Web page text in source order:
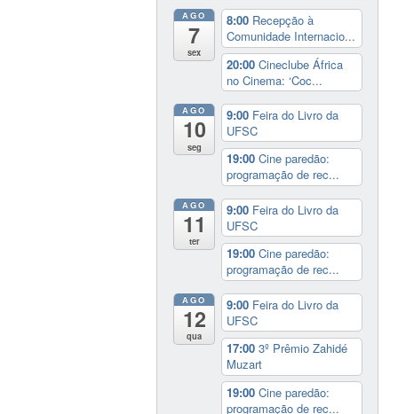
AGO
7
sex
8:00 Recepção à
Comunidade Internacio...
20:00Cineclube África
no Cinema: ‘Coc...
AGO
10
seg
9:00 Feira do Livro da
UFSC
19:00Cine paredão:
programação de rec...
AGO
11
ter
9:00 Feira do Livro da
UFSC
19:00Cine paredão:
programação de rec...
AGO
12
qua
9:00 Feira do Livro da
UFSC
17:003º Prêmio Zahidé
Muzart
19:00Cine paredão:
programação de rec...